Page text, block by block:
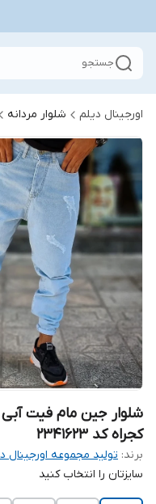
جستجو
اورجینال دیلم شلوار مردانه
شلوار جین مام فیت
کجراه کد 2341623
برند: تولید مجموعه اورجینال
سایزتان را انتخاب کنید